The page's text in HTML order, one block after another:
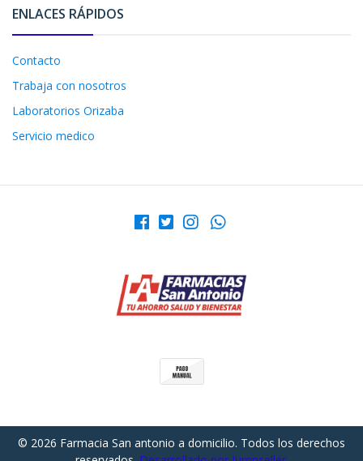
ENLACES RÁPIDOS
Contacto
Trabaja con nosotros
Laboratorios Orizaba
Servicio medico
© 2026 Farmacia San antonio a domicilio. Todos los derechos